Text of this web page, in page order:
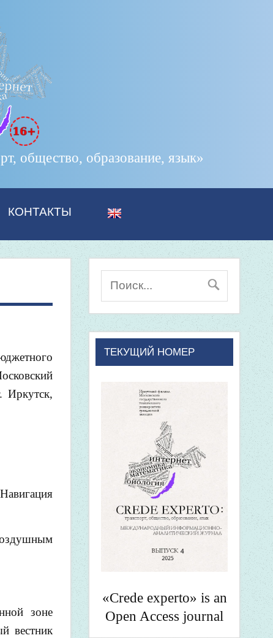
общество, образование, язык»
КОНТАКТЫ
Иркутск,
зоне
вестник
ТЕКУЩИЙ НОМЕР
«Crede experto» is an
Open Access journal